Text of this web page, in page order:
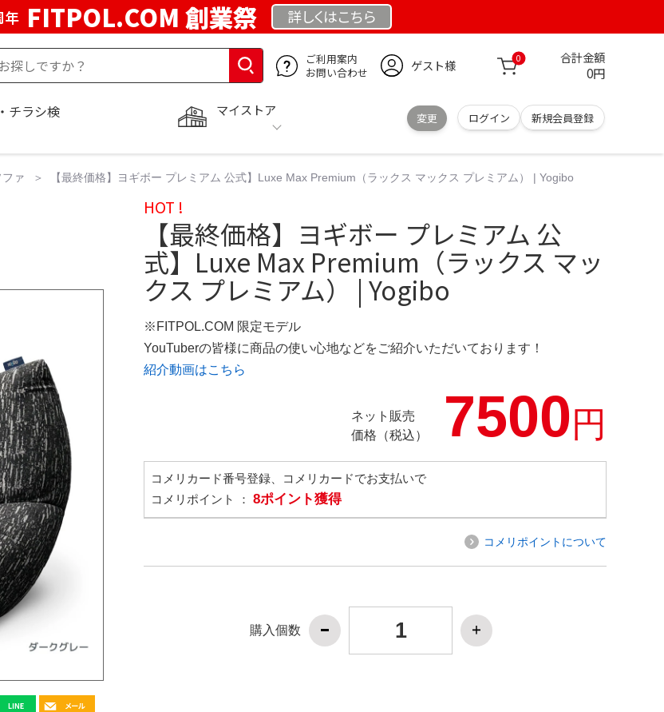
年 FITPOL.COM 創業祭 詳しくはこちら
ご利用案内
お問い合わせ
ゲスト様 0 合計金額
0円
マイストア
変更 ログイン 新規会員登録
チラシ検
ァ 【最終価格】ヨギボー プレミアム 公式】Luxe Max Premium（ラックス マックス プレミアム） | Yogibo
HOT !
【最終価格】ヨギボー プレミアム 公
式】Luxe Max Premium（ラックス マッ
クス プレミアム） | Yogibo
※FITPOL.COM 限定モデル
YouTuberの皆様に商品の使い心地などをご紹介いただいております！
紹介動画はこちら
ネット販売
価格（税込）
7500円
コメリカード番号登録、コメリカードでお支払いで
コメリポイント ： 8ポイント獲得
コメリポイントについて
購入個数